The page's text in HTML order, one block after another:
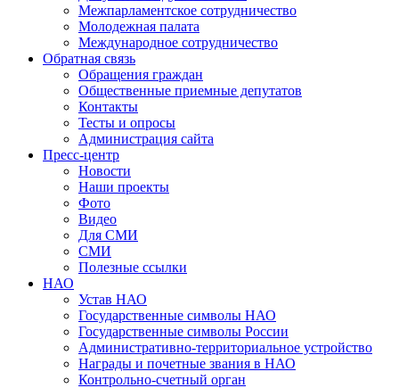
Межпарламентское сотрудничество
Молодежная палата
Международное сотрудничество
Обратная cвязь
Обращения граждан
Общественные приемные депутатов
Контакты
Тесты и опросы
Администрация сайта
Пресс-центр
Новости
Наши проекты
Фото
Видео
Для СМИ
СМИ
Полезные ссылки
НАО
Устав НАО
Государственные символы НАО
Государственные символы России
Административно-территориальное устройство
Награды и почетные звания в НАО
Контрольно-счетный орган